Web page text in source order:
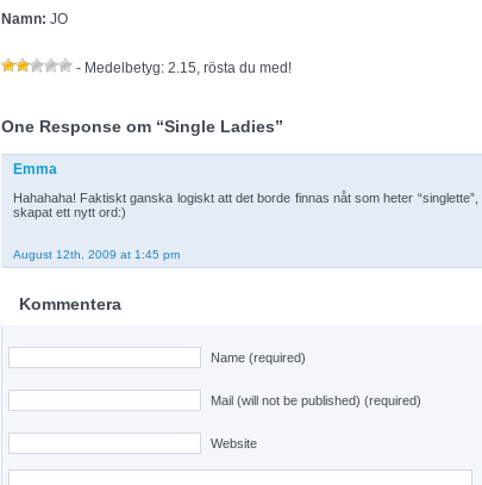
Namn: JO
- Medelbetyg: 2.15, rösta du med!
One Response om “Single Ladies”
Emma
Hahahaha! Faktiskt ganska logiskt att det borde finnas nåt som heter “singlette”,
skapat ett nytt ord:)
August 12th, 2009 at 1:45 pm
Kommentera
Name (required)
Mail (will not be published) (required)
Website